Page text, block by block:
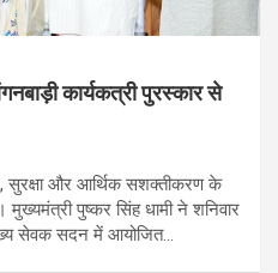
कार्यकत्री पुरस्कार से
सुरक्षा और आर्थिक सशक्तीकरण के
मुख्यमंत्री पुष्कर सिंह धामी ने शनिवार
सेवक सदन में आयोजित…